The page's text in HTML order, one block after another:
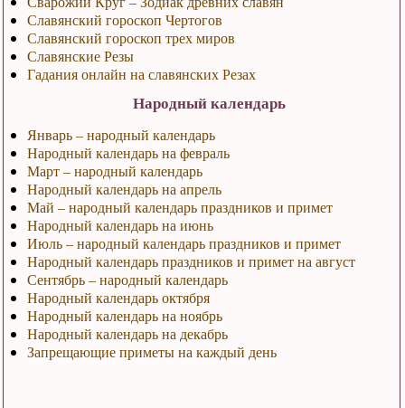
Славянский гороскоп Чертогов
Славянский гороскоп трех миров
Славянские Резы
Гадания онлайн на славянских Резах
Народный календарь
Январь – народный календарь
Народный календарь на февраль
Март – народный календарь
Народный календарь на апрель
Май – народный календарь праздников и примет
Народный календарь на июнь
Июль – народный календарь праздников и примет
Народный календарь праздников и примет на август
Сентябрь – народный календарь
Народный календарь октября
Народный календарь на ноябрь
Народный календарь на декабрь
Запрещающие приметы на каждый день